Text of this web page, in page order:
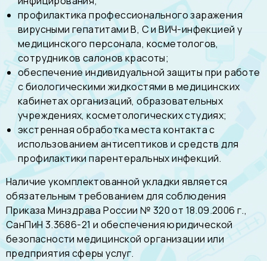
профилактика профессионального заражения
вирусными гепатитами В, С и ВИЧ-инфекцией у
медицинского персонала, косметологов,
сотрудников салонов красоты;
обеспечение индивидуальной защиты при работе
с биологическими жидкостями в медицинских
кабинетах организаций, образовательных
учреждениях, косметологических студиях;
экстренная обработка места контакта с
использованием антисептиков и средств для
профилактики парентеральных инфекций.
Наличие укомплектованной укладки является
обязательным требованием для соблюдения
Приказа Минздрава России № 320 от 18.09.2006 г.,
СанПиН 3.3686-21 и обеспечения юридической
безопасности медицинской организации или
предприятия сферы услуг.